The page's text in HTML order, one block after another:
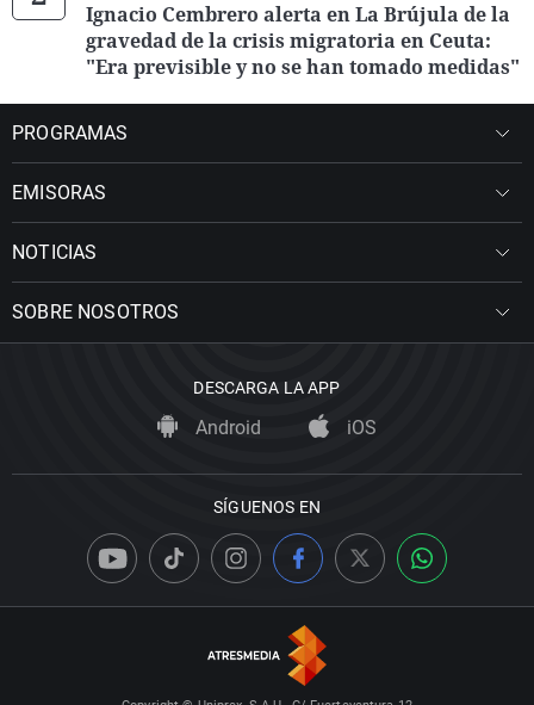
Ignacio Cembrero alerta en La Brújula de la
gravedad de la crisis migratoria en Ceuta:
"Era previsible y no se han tomado medidas"
PROGRAMAS
EMISORAS
NOTICIAS
SOBRE NOSOTROS
DESCARGA LA APP
Android iOS
SÍGUENOS EN